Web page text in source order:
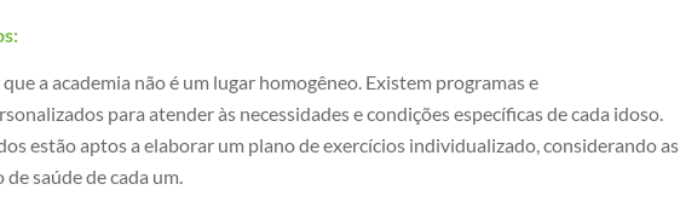
a academia não é um lugar homogêneo. Existem programas e
para atender às necessidades e condições específicas de cada idoso.
estão aptos a elaborar um plano de exercícios individualizado, considerando as
saúde de cada um.